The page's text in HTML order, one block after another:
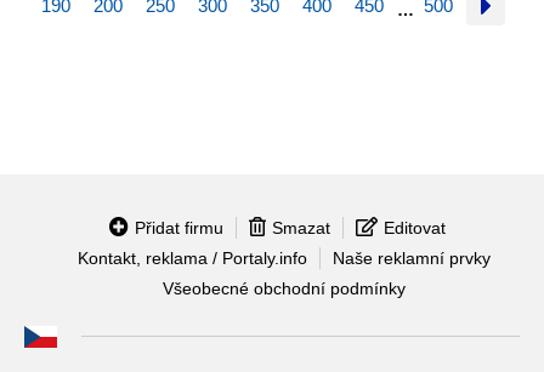
190 200 250 300 350 400 450 … 500
Přidat firmu Smazat
Editovat
Kontakt, reklama / Portaly.info
Naše reklamní prvky
Všeobecné obchodní podmínky